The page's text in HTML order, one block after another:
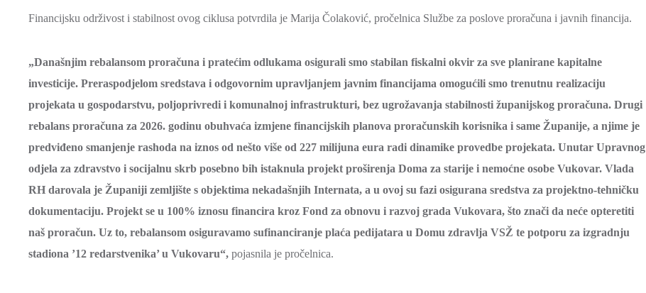
Financijsku održivost i stabilnost ovog ciklusa potvrdila je Marija Čolaković, pročelnica Službe za poslove proračuna i javnih financija.
„Današnjim rebalansom proračuna i pratećim odlukama osigurali smo stabilan fiskalni okvir za sve planirane kapitalne
investicije. Preraspodjelom sredstava i odgovornim upravljanjem javnim financijama omogućili smo trenutnu realizaciju
projekata u gospodarstvu, poljoprivredi i komunalnoj infrastrukturi, bez ugrožavanja stabilnosti županijskog proračuna. Drugi
rebalans proračuna za 2026. godinu obuhvaća izmjene financijskih planova proračunskih korisnika i same Županije, a njime je
predviđeno smanjenje rashoda na iznos od nešto više od 227 milijuna eura radi dinamike provedbe projekata. Unutar Upravnog
odjela za zdravstvo i socijalnu skrb posebno bih istaknula projekt proširenja Doma za starije i nemoćne osobe Vukovar. Vlada
RH darovala je Županiji zemljište s objektima nekadašnjih Internata, a u ovoj su fazi osigurana sredstva za projektno-tehničku
dokumentaciju. Projekt se u 100% iznosu financira kroz Fond za obnovu i razvoj grada Vukovara, što znači da neće opteretiti
naš proračun. Uz to, rebalansom osiguravamo sufinanciranje plaća pedijatara u Domu zdravlja VSŽ te potporu za izgradnju
stadiona ’12 redarstvenika’ u Vukovaru“, pojasnila je pročelnica.